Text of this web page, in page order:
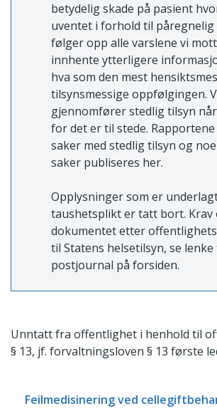
betydelig skade på pasient
uventet i forhold til påregnelig
følger opp alle varslene vi
innhente ytterligere
hva som den mest
tilsynsmessige oppfølgingen.
gjennomfører stedlig tilsyn
for det er til stede. Rapportene
saker med stedlig tilsyn og
saker publiseres her.
Opplysninger som er
taushetsplikt er tatt bort. Krav
dokumentet etter
til Statens helsetilsyn, se lenke
postjournal på forsiden.
Unntatt fra offentlighet i henhold til
§ 13, jf. forvaltningsloven § 13 første
Feilmedisinering ved